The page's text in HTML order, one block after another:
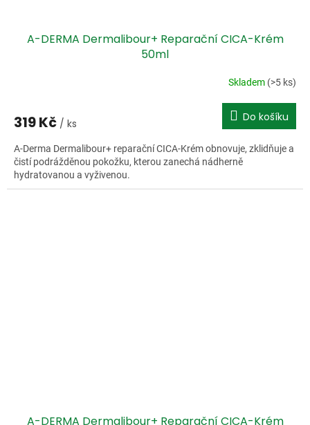
A-DERMA Dermalibour+ Reparační CICA-Krém
50ml
Skladem (>5 ks)
319 Kč / ks Do košíku
A-Derma Dermalibour+ reparační CICA-Krém obnovuje, zklidňuje a
čistí podrážděnou pokožku, kterou zanechá nádherně
hydratovanou a vyživenou.
A-DERMA Dermalibour+ Reparační CICA-Krém